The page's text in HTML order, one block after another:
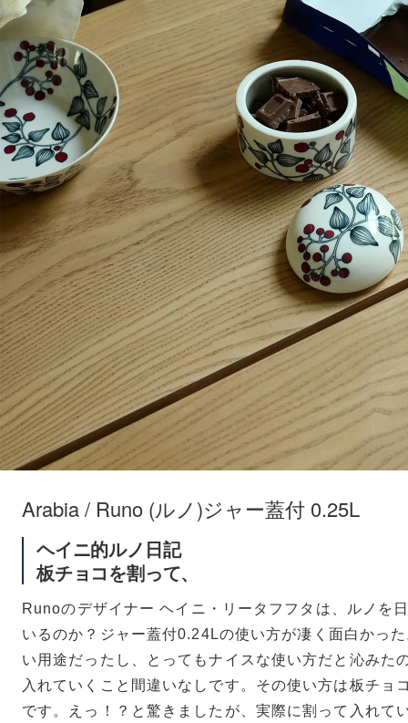
Arabia / Runo (ルノ)ジャー蓋付 0.25L
ヘイニ的ルノ日記
板チョコを割って、
Runoのデザイナー ヘイニ・リータフフタは、ルノを
いるのか？ジャー蓋付0.24Lの使い方が凄く面白かっ
い用途だったし、とってもナイスな使い方だと沁みた
入れていくこと間違いなしです。その使い方は板チョ
です。えっ！？と驚きましたが、実際に割って入れて